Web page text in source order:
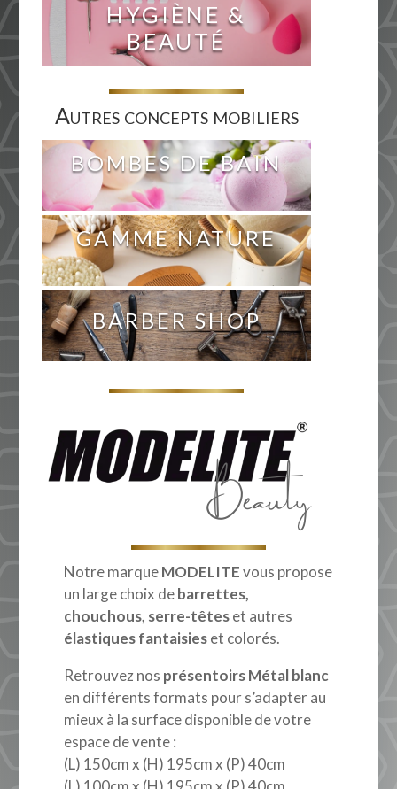
HYGIÈNE &
BEAUTÉ
Autres concepts mobiliers
BOMBES DE BAIN
GAMME NATURE
BARBER SHOP
Beauty
Notre marqueMODELITEvous propose
un large choix debarrettes,
chouchous, serre-têteset autres
élastiques fantaisieset colorés.
Retrouvez nos présentoirs Métal blanc
en différents formats pour s’adapter au
mieux à la surface disponible de votre
espace de vente :
(L) 150cm x (H) 195cm x (P) 40cm